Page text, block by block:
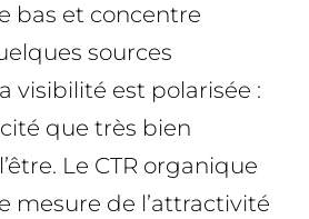
bas et concentre
sources
visibilité est polarisée :
que très bien
Le CTR organique
mesure de l’attractivité